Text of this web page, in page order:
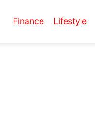
Finance Lifestyle